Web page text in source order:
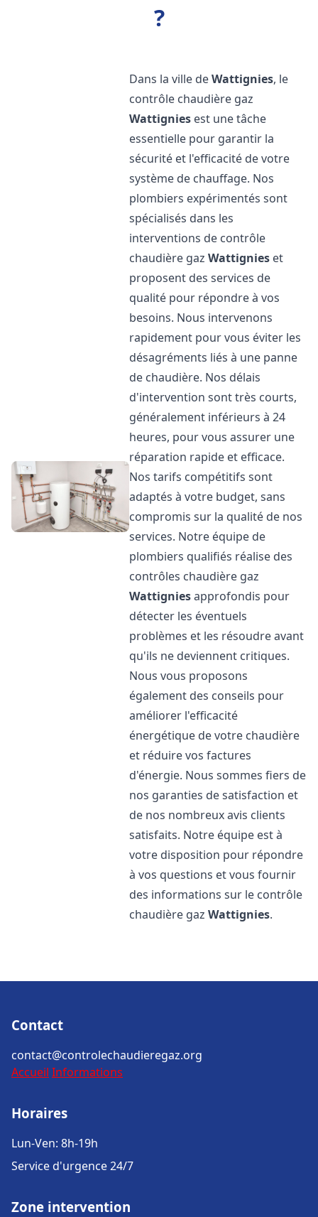
?
Dans la ville deWattignies, le
contrôle chaudière gaz
Wattignies est une tâche
essentielle pour garantir la
sécurité et l'efficacité de votre
système de chauffage. Nos
plombiers expérimentés sont
spécialisés dans les
interventions de contrôle
chaudière gazWattignies et
proposent des services de
qualité pour répondre à vos
besoins. Nous intervenons
rapidement pour vous éviter les
désagréments liés à une panne
de chaudière. Nos délais
d'intervention sont très courts,
généralement inférieurs à 24
heures, pour vous assurer une
réparation rapide et efficace.
Nos tarifs compétitifs sont
adaptés à votre budget, sans
compromis sur la qualité de nos
services. Notre équipe de
plombiers qualifiés réalise des
contrôles chaudière gaz
Wattigniesapprofondis pour
détecter les éventuels
problèmes et les résoudre avant
qu'ils ne deviennent critiques.
Nous vous proposons
également des conseils pour
améliorer l'efficacité
énergétique de votre chaudière
et réduire vos factures
d'énergie. Nous sommes fiers de
nos garanties de satisfaction et
de nos nombreux avis clients
satisfaits. Notre équipe est à
votre disposition pour répondre
à vos questions et vous fournir
des informations sur le contrôle
chaudière gazWattignies.
Contact
contact@controlechaudieregaz.org
Accueil Informations
Horaires
Lun-Ven: 8h-19h
Service d'urgence 24/7
Zone intervention